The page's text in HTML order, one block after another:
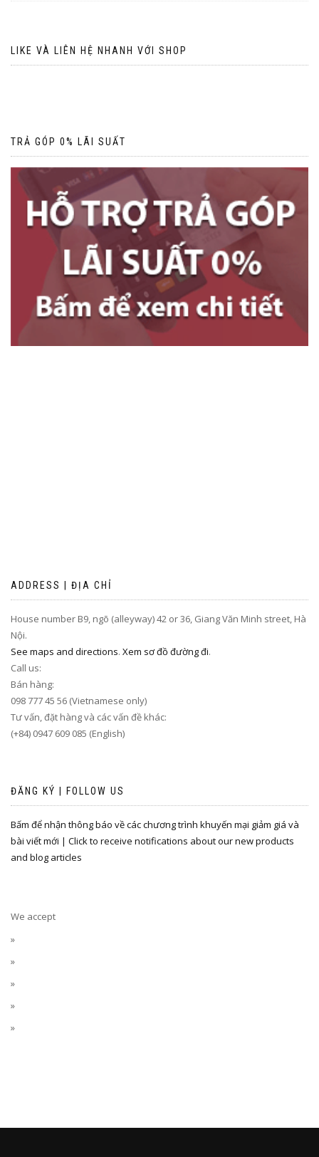
LIKE VÀ LIÊN HỆ NHANH VỚI SHOP
TRẢ GÓP 0% LÃI SUẤT
ADDRESS | ĐỊA CHỈ
House number B9, ngõ (alleyway) 42 or 36, Giang Văn Minh street, Hà
Nội.
See maps and directions. Xem sơ đồ đường đi.
Call us:
Bán hàng:
098 777 45 56 (Vietnamese only)
Tư vấn, đặt hàng và các vấn đề khác:
(+84) 0947 609 085 (English)
ĐĂNG KÝ | FOLLOW US
Bấm để nhận thông báo về các chương trình khuyến mại giảm giá và
bài viết mới | Click to receive notifications about our new products
and blog articles
We accept